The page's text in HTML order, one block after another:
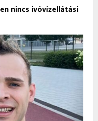
nincs ivóvízellátási